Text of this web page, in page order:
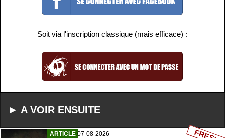
Soit via l'inscription classique (mais efficace) :
► A VOIR ENSUITE
ARTICLE 07-08-2026